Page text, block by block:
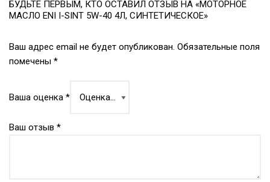
БУДЬТЕ ПЕРВЫМ, КТО ОСТАВИЛ ОТЗЫВ НА «МОТОРНОЕ
МАСЛО ENI I-SINT 5W-40 4Л, СИНТЕТИЧЕСКОЕ»
Ваш адрес email не будет опубликован. Обязательные поля
помечены *
Ваша оценка *
Ваш отзыв *